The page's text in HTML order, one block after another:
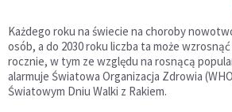
Każdego roku na świecie na choroby
osób, a do 2030 roku liczba ta może
rocznie, w tym ze względu na rosnącą
alarmuje Światowa Organizacja Zdrowia
Światowym Dniu Walki z Rakiem.